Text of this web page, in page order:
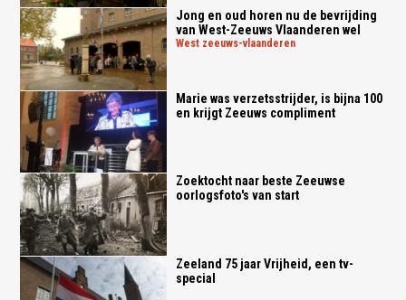
Jong en oud horen nu de bevrijding
van West-Zeeuws Vlaanderen wel
west zeeuws-vlaanderen
Marie was verzetsstrijder, is bijna 100
en krijgt Zeeuws compliment
Zoektocht naar beste Zeeuwse
oorlogsfoto's van start
Zeeland 75 jaar Vrijheid, een tv-
special